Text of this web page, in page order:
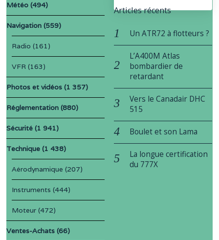
Météo (494)
Navigation (559)
Radio (161)
VFR (163)
Photos et vidéos (1 357)
Réglementation (880)
Sécurité (1 941)
Technique (1 438)
Aérodynamique (207)
Instruments (444)
Moteur (472)
Ventes-Achats (66)
Articles récents
Un ATR72 à flotteurs ?
L’A400M Atlas
bombardier de
retardant
Vers le Canadair DHC
515
Boulet et son Lama
La longue certification
du 777X